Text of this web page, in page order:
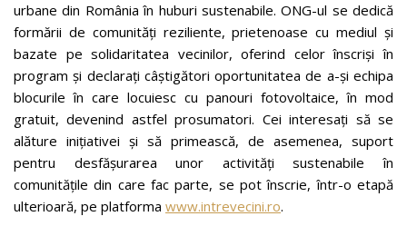
urbane din România în huburi sustenabile. ONG-ul se dedică
formării de comunități reziliente, prietenoase cu mediul și
bazate pe solidaritatea vecinilor, oferind celor înscriși în
program și declarați câștigători oportunitatea de a-și echipa
blocurile în care locuiesc cu panouri fotovoltaice, în mod
gratuit, devenind astfel prosumatori. Cei interesați să se
alăture inițiativei și să primească, de asemenea, suport
pentru desfășurarea unor activități sustenabile în
comunitățile din care fac parte, se pot înscrie, într-o etapă
ulterioară, pe platforma www.intrevecini.ro.